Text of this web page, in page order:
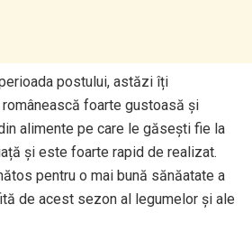
postului, astăzi îți
foarte gustoasă și
alimente pe care le găsești fie la
și este foarte rapid de realizat.
pentru o mai bună sănăatate a
de acest sezon al legumelor și ale